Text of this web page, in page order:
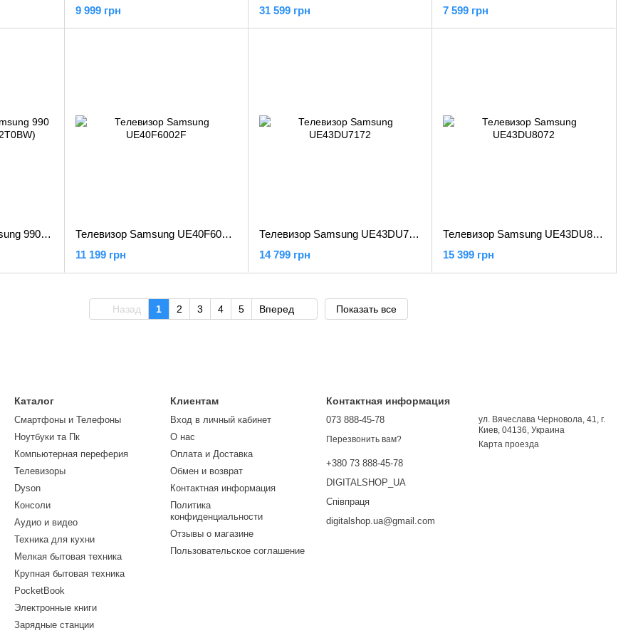
9 999 грн 31 599 грн 7 599 грн
SSD накопитель Samsung 990 PRO 2 TB (MZ-V9P2T0BW)
Телевизор Samsung UE40F6002F
11 199 грн
Телевизор Samsung UE43DU7172
14 799 грн
Телевизор Samsung UE43DU8072
15 399 грн
Назад 1 2 3 4 5 Вперед Показать все
Каталог
Смартфоны и Телефоны
Ноутбуки та Пк
Компьютерная переферия
Телевизоры
Dyson
Консоли
Аудио и видео
Техника для кухни
Мелкая бытовая техника
Крупная бытовая техника
PocketBook
Электронные книги
Зарядные станции
Клиентам
Вход в личный кабинет
О нас
Оплата и Доставка
Обмен и возврат
Контактная информация
Политика
конфиденциальности
Отзывы о магазине
Пользовательское соглашение
Контактная информация
073 888-45-78
Перезвонить вам?
+380 73 888-45-78
DIGITALSHOP_UA
Співпраця
digitalshop.ua@gmail.com
ул. Вячеслава Черновола, 41, г.
Киев, 04136, Украина
Карта проезда